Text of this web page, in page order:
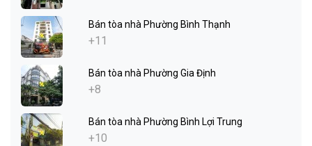
Bán tòa nhà Phường Bình Thạnh
+11
Bán tòa nhà Phường Gia Định
+8
Bán tòa nhà Phường Bình Lợi Trung
+10